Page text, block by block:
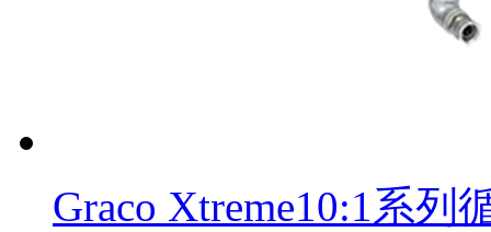
Graco Xtreme10:1系列